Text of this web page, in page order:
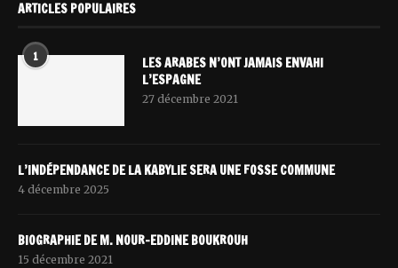
ARTICLES POPULAIRES
1
LES ARABES N’ONT JAMAIS ENVAHI
L’ESPAGNE
27 décembre 2021
L’INDÉPENDANCE DE LA KABYLIE SERA UNE FOSSE COMMUNE
4 décembre 2025
BIOGRAPHIE DE M. NOUR-EDDINE BOUKROUH
15 décembre 2021